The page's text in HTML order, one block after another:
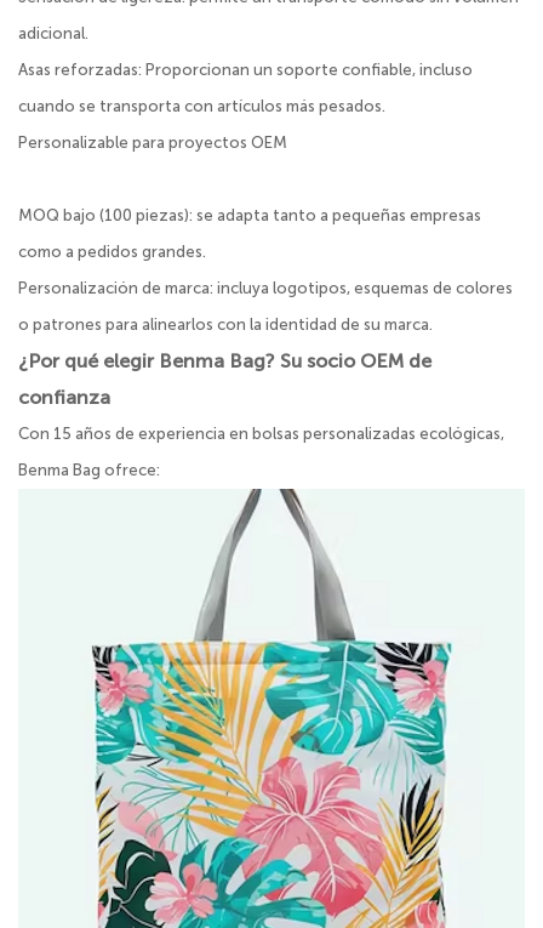
adicional.
Asas reforzadas: Proporcionan un soporte confiable, incluso
cuando se transporta con artículos más pesados.
Personalizable para proyectos OEM
MOQ bajo (100 piezas): se adapta tanto a pequeñas empresas
como a pedidos grandes.
Personalización de marca: incluya logotipos, esquemas de colores
o patrones para alinearlos con la identidad de su marca.
¿Por qué elegir Benma Bag? Su socio OEM de
confianza
Con 15 años de experiencia en bolsas personalizadas ecológicas,
Benma Bag ofrece: